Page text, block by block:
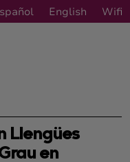
English Wifi
Llengües
en